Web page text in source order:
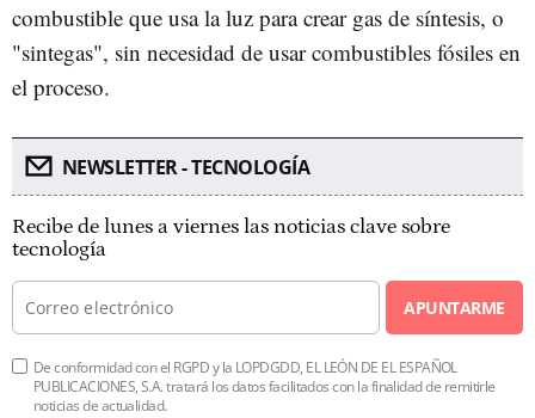
combustible que usa la luz para crear gas de síntesis, o
"sintegas", sin necesidad de usar combustibles fósiles en
el proceso.
NEWSLETTER - TECNOLOGÍA
Recibe de lunes a viernes las noticias clave sobre
tecnología
APUNTARME
De conformidad con el RGPD y la LOPDGDD, EL LEÓN DE EL ESPAÑOL
PUBLICACIONES, S.A. tratará los datos facilitados con la finalidad de remitirle
noticias de actualidad.